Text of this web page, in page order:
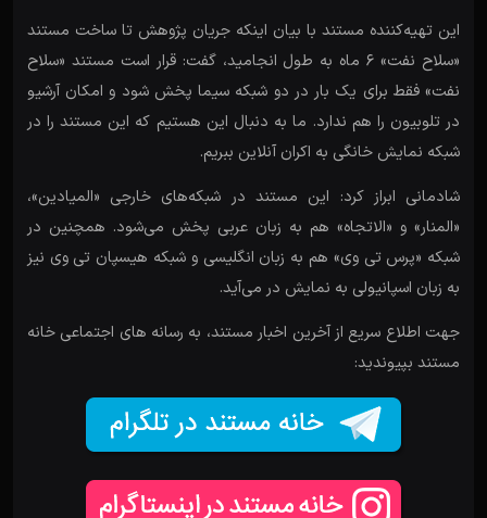
این تهیه‌کننده مستند با بیان اینکه جریان پژوهش تا ساخت مستند
«سلاح نفت» ۶ ماه به طول انجامید، گفت: قرار است مستند «سلاح
نفت» فقط برای یک بار در دو شبکه سیما پخش شود و امکان آرشیو
در تلوبیون را هم ندارد. ما به دنبال این هستیم که این مستند را در
شبکه نمایش خانگی به اکران آنلاین ببریم.
شادمانی ابراز کرد: این مستند در شبکه‌های خارجی «المیادین»،
«المنار» و «الاتجاه» هم به زبان عربی پخش می‌شود. همچنین در
شبکه «پرس تی‌ وی» هم به زبان انگلیسی و شبکه هیسپان تی وی نیز
به زبان اسپانیولی به نمایش در می‌آید.
جهت اطلاع سریع از آخرین اخبار مستند، به رسانه های اجتماعی خانه
مستند بپیوندید: